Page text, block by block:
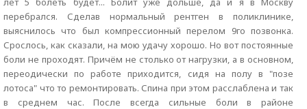
перебрался. Сделав нормальный рентген в поликлинике,
выяснилось что был компрессионный перелом 9го позвонка.
Срослось, как сказали, на мою удачу хорошо. Но вот постоянные
боли не проходят. Причём не столько от нагрузки, а в основном,
переодически по работе приходится, сидя на полу в "позе
лотоса" что то ремонтировать. Спина при этом расслаблена и так
в среднем час. После всегда сильные боли в районе